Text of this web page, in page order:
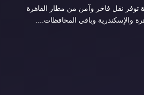
نقل فاخر وآمن من مطار القاهرة
والإسكندرية وباقي المحافظات....